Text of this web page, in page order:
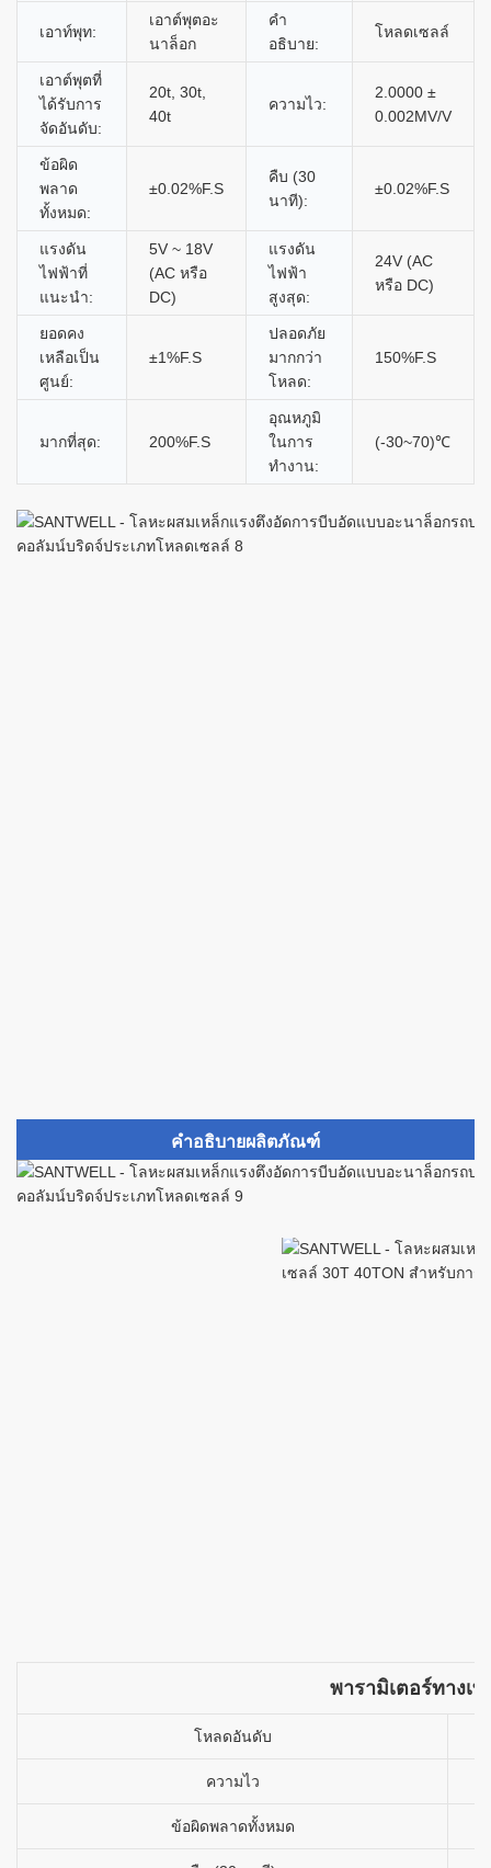
เอาท์พุท:
เอาต์พุตอะ
นาล็อก
คำ
อธิบาย:
โหลดเซลล์
เอาต์พุตที่
ได้รับการ
จัดอันดับ:
20t, 30t,
40t
ความไว:
2.0000 ±
0.002MV/V
ข้อผิด
พลาด
ทั้งหมด:
±0.02%F.S
คืบ (30
นาที):
±0.02%F.S
แรงดัน
ไฟฟ้าที่
แนะนำ:
5V ~ 18V
(AC หรือ
DC)
แรงดัน
ไฟฟ้า
สูงสุด:
24V (AC
หรือ DC)
ยอดคง
เหลือเป็น
ศูนย์:
±1%F.S
ปลอดภัย
มากกว่า
โหลด:
150%F.S
มากที่สุด: 200%F.S
อุณหภูมิ
ในการ
ทำงาน:
(-30~70)℃
คำอธิบายผลิตภัณฑ์
พารามิเตอร์ทางเ
โหลดอันดับ
ความไว
ข้อผิดพลาดทั้งหมด